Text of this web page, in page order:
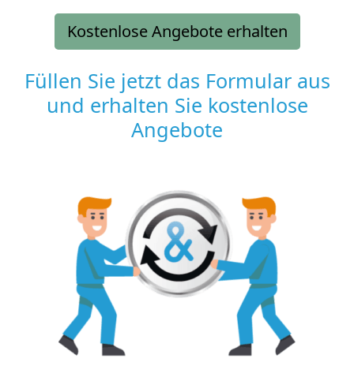
Kostenlose Angebote erhalten
Füllen Sie jetzt das Formular aus
und erhalten Sie kostenlose
Angebote